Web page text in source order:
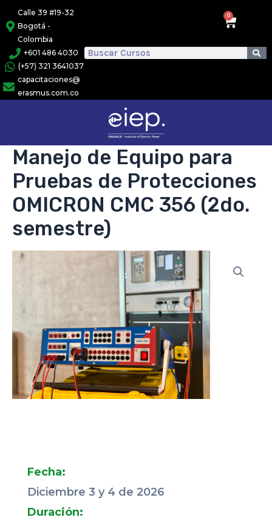
al
contenido
Calle 39 #19-32
Bogotá -
Colombia
+601 486 4030
(+57) 321 3641037
capacitaciones@
erasmus.com.co
Search
0 Cart
Manejo de Equipo para
Pruebas de Protecciones
OMICRON CMC 356 (2do.
semestre)
Fecha:
Diciembre 3 y 4 de 2026
Duración: